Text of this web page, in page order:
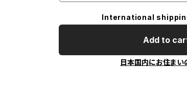
International
Add to
日本国内にお住まい